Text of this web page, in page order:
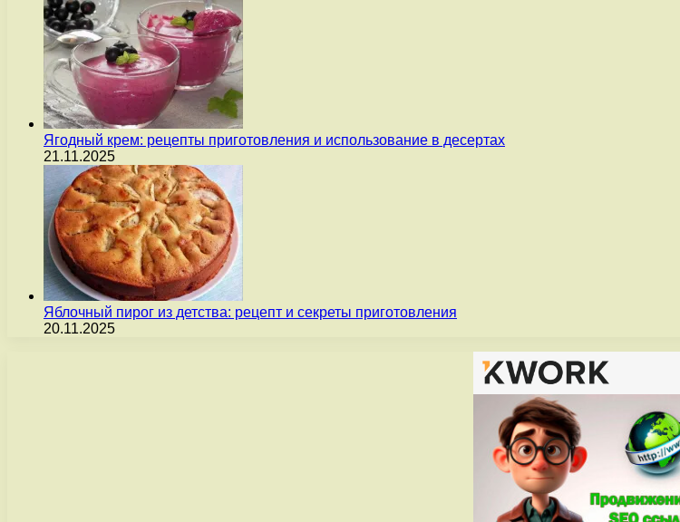
Ягодный крем: рецепты приготовления и использование в десертах
21.11.2025
Яблочный пирог из детства: рецепт и секреты приготовления
20.11.2025